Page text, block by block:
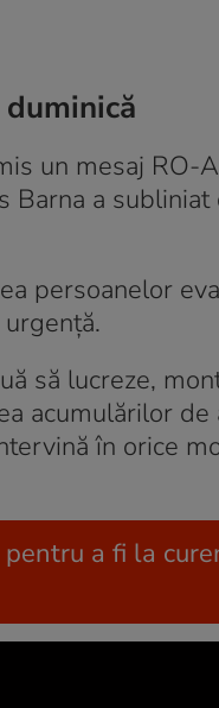
un mesaj RO-
Barna a
persoanelor
să lucreze,
acumulărilor
în orice
pentru a fi la